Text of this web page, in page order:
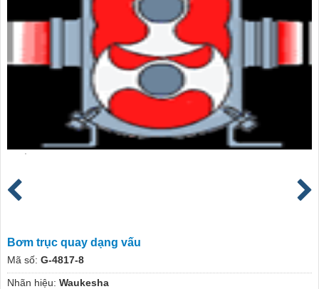
Bơm trục quay dạng vấu
Mã số: G-4817-8
Nhãn hiệu: Waukesha